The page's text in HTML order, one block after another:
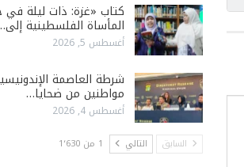
كتاب «غزة: ذات ليلة في
المأساة الفلسطينية
أغسطس 5, 2026
شرطة العاصمة
مواطنين من ضحايا…
أغسطس 4, 2026
السابق التالي 1 من 1٬630